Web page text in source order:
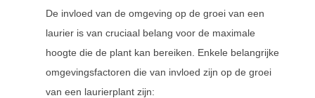
De invloed van de omgeving op de groei van een
laurier is van cruciaal belang voor de maximale
hoogte die de plant kan bereiken. Enkele belangrijke
omgevingsfactoren die van invloed zijn op de groei
van een laurierplant zijn: